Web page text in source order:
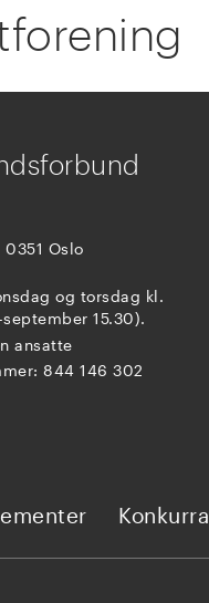
0351 Oslo
og torsdag kl.
15.30).
ansatte
844 146 302